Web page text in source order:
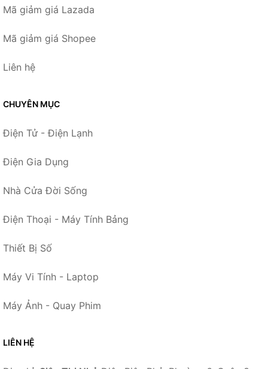
Mã giảm giá Lazada
Mã giảm giá Shopee
Liên hệ
CHUYÊN MỤC
Điện Tử - Điện Lạnh
Điện Gia Dụng
Nhà Cửa Đời Sống
Điện Thoại - Máy Tính Bảng
Thiết Bị Số
Máy Vi Tính - Laptop
Máy Ảnh - Quay Phim
LIÊN HỆ